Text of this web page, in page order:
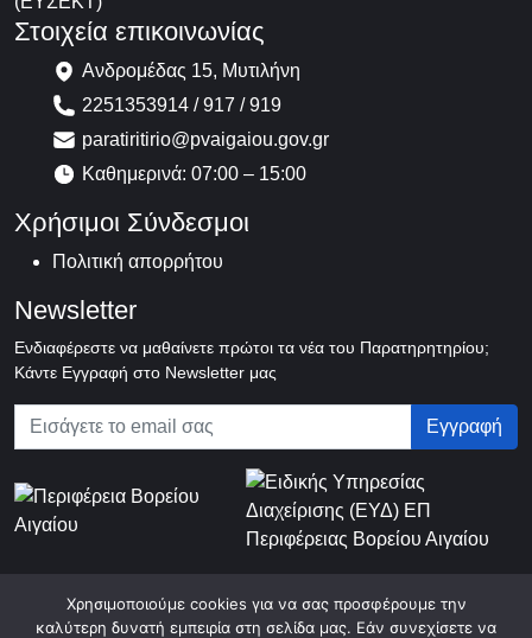
Στοιχεία επικοινωνίας
Ανδρομέδας 15, Μυτιλήνη
2251353914 / 917 / 919
paratiritirio@pvaigaiou.gov.gr
Καθημερινά: 07:00 – 15:00
Χρήσιμοι Σύνδεσμοι
Πολιτική απορρήτου
Newsletter
Ενδιαφέρεστε να μαθαίνετε πρώτοι τα νέα του Παρατηρητηρίου;
Κάντε Εγγραφή στο Newsletter μας
© 2026 Περιφερειακό Παρατηρητήριο Κοινωνικής Ένταξης Βορείου
Χρησιμοποιούμε cookies για να σας προσφέρουμε την
καλύτερη δυνατή εμπειρία στη σελίδα μας. Εάν συνεχίσετε να